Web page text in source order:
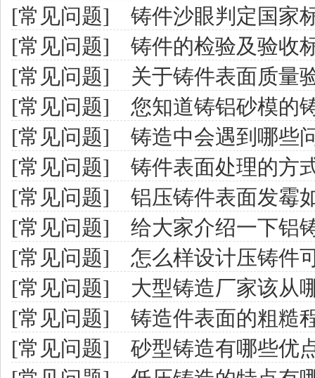
[常见问题]
铸件沙眼判定国家
[常见问题]
铸件的检验及验收
[常见问题]
关于铸件表面质量
[常见问题]
您知道铸铝砂模的
[常见问题]
铸造中会遇到哪些
[常见问题]
铸件表面处理的方
[常见问题]
铝压铸件表面发霉
[常见问题]
给大家介绍一下铝
[常见问题]
怎么样设计压铸件
[常见问题]
大型铸造厂家该从
[常见问题]
铸造件表面的粗糙
[常见问题]
砂型铸造有哪些优